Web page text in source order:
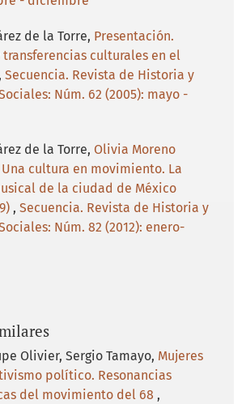
de la Torre, Presentación.
transferencias culturales en el
Secuencia. Revista de Historia y
Núm. 62 (2005): mayo -
de la Torre, Olivia Moreno
Una cultura en movimiento. La
de la ciudad de México
, Secuencia. Revista de Historia y
Núm. 82 (2012): enero-
Olivier, Sergio Tamayo, Mujeres
político. Resonancias
del movimiento del 68 ,